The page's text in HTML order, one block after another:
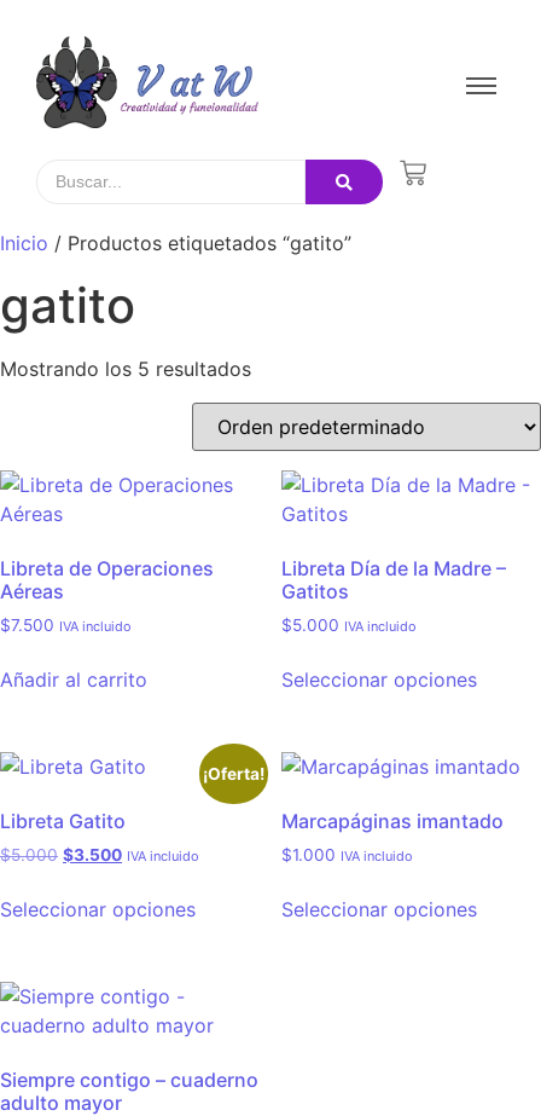
Inicio / Productos etiquetados “gatito”
gatito
Mostrando los 5 resultados
Libreta de Operaciones
Aéreas
$7.500 IVA incluido
Añadir al carrito
Libreta Día de la Madre –
Gatitos
$5.000 IVA incluido
Seleccionar opciones
¡Oferta!
Libreta Gatito
$5.000 $3.500 IVA incluido
Seleccionar opciones
Marcapáginas imantado
$1.000 IVA incluido
Seleccionar opciones
Siempre contigo – cuaderno
adulto mayor